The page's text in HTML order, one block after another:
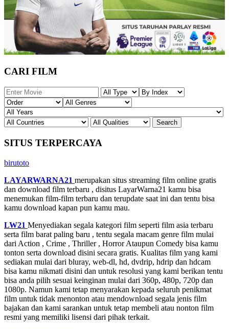
CARI FILM
SITUS TERPERCAYA
birutoto
LAYARWARNA21 merupakan situs streaming film online gratis
dan download film terbaru , disitus LayarWarna21 kamu bisa
menemukan film-film terbaru dan terupdate saat ini dan tentu bisa
kamu download kapan pun kamu mau.
LW21 Menyediakan segala kategori film seperti film asia terbaru
serta film barat paling baru , tentu segala macam genre film mulai
dari Action , Crime , Thriller , Horror Ataupun Comedy bisa kamu
tonton serta download disini secara gratis. Kualitas film yang kami
sediakan mulai dari bluray, web-dl, hd, dvdrip, hdrip dan hdcam
bisa kamu nikmati disini dan untuk resolusi yang kami berikan tentu
bisa anda pilih sesuai keinginan mulai dari 360p, 480p, 720p dan
1080p. Namun kami tetap menyarakan kepada seluruh penikmat
film untuk tidak menonton atau mendownload segala jenis film
bajakan dan kami sarankan untuk tetap membeli atau nonton film
resmi yang memiliki lisensi dari pihak terkait.